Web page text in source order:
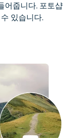
어줍니다. 포토샵
있습니다.